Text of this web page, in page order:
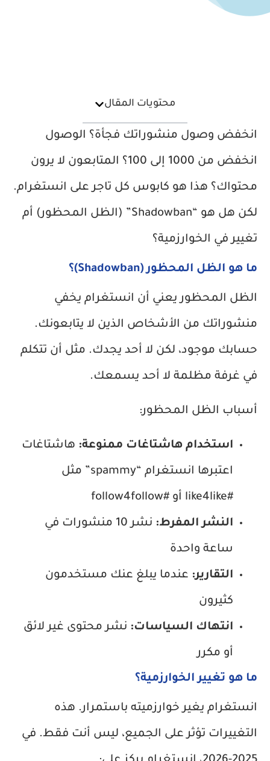
محتويات المقال
انخفض وصول منشوراتك فجأة؟ الوصول
انخفض من 1000 إلى 100؟ المتابعون لا يرون
محتواك؟ هذا هو كابوس كل تاجر على انستغرام.
لكن هل هو “Shadowban” (الظل المحظور) أم
تغيير في الخوارزمية؟
ما هو الظل المحظور (Shadowban)؟
الظل المحظور يعني أن انستغرام يخفي
منشوراتك من الأشخاص الذين لا يتابعونك.
حسابك موجود، لكن لا أحد يجدك. مثل أن تتكلم
في غرفة مظلمة لا أحد يسمعك.
أسباب الظل المحظور:
استخدام هاشتاغات ممنوعة: هاشتاغات
اعتبرها انستغرام “spammy” مثل
#like4like أو #follow4follow
النشر المفرط: نشر 10 منشورات في
ساعة واحدة
التقارير: عندما يبلغ عنك مستخدمون
كثيرون
انتهاك السياسات: نشر محتوى غير لائق
أو مكرر
ما هو تغيير الخوارزمية؟
انستغرام يغير خوارزميته باستمرار. هذه
التغييرات تؤثر على الجميع، ليس أنت فقط. في